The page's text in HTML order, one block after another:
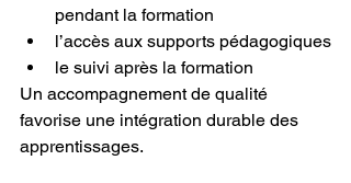
pendant la formation
l’accès aux supports pédagogiques
le suivi après la formation
Un accompagnement de qualité
favorise une intégration durable des
apprentissages.